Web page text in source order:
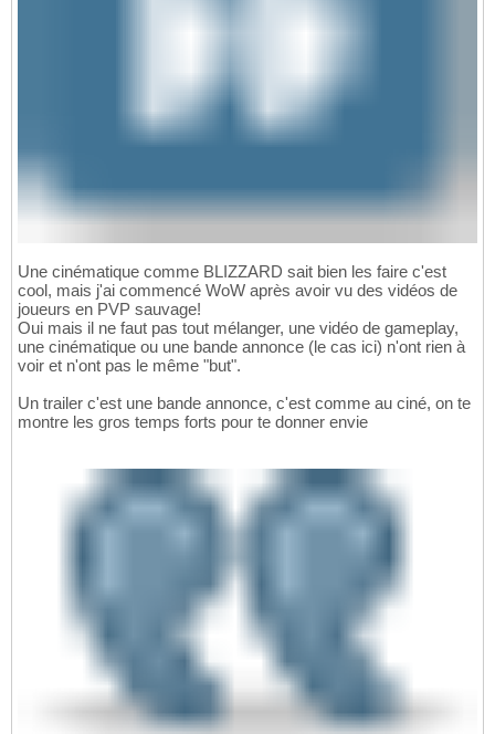
Une cinématique comme BLIZZARD sait bien les faire c'est
cool, mais j'ai commencé WoW après avoir vu des vidéos de
joueurs en PVP sauvage!
Oui mais il ne faut pas tout mélanger, une vidéo de gameplay,
une cinématique ou une bande annonce (le cas ici) n'ont rien à
voir et n'ont pas le même "but".
Un trailer c'est une bande annonce, c'est comme au ciné, on te
montre les gros temps forts pour te donner envie